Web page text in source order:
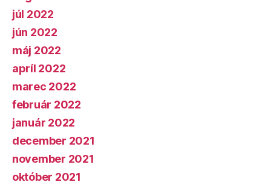
júl 2022
jún 2022
máj 2022
apríl 2022
marec 2022
február 2022
január 2022
december 2021
november 2021
október 2021